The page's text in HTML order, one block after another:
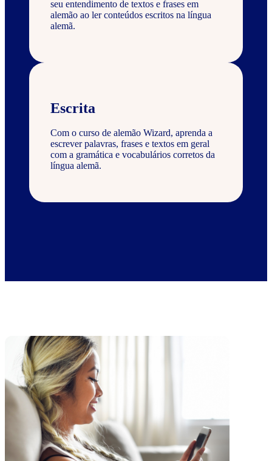
seu entendimento de textos e frases em
alemão ao ler conteúdos escritos na língua
alemã.
Escrita
Com o curso de alemão Wizard, aprenda a
escrever palavras, frases e textos em geral
com a gramática e vocabulários corretos da
língua alemã.